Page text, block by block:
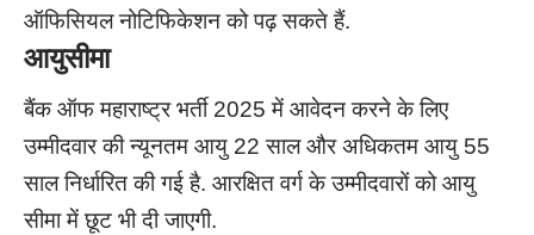
ऑफिसियल नोटिफिकेशन को पढ़ सकते हैं.
आयुसीमा
बैंक ऑफ महाराष्ट्र भर्ती 2025 में आवेदन करने के लिए
उम्मीदवार की न्यूनतम आयु 22 साल और अधिकतम आयु 55
साल निर्धारित की गई है. आरक्षित वर्ग के उम्मीदवारों को आयु
सीमा में छूट भी दी जाएगी.